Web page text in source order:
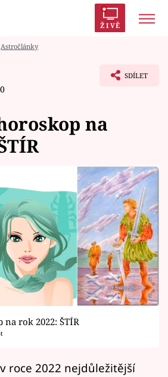
ŽIVĚ
Karlovy Vary
Astročlánky
SDÍLET
na
rok 2022: ŠTÍR
roce 2022 nejdůležitější